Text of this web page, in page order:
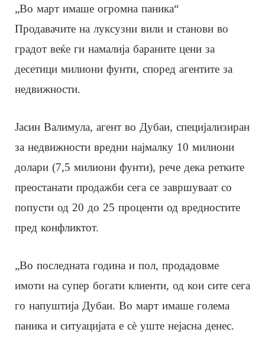
„Во март имаше огромна паника“
Продавачите на луксузни вили и станови во
градот веќе ги намалија бараните цени за
десетици милиони фунти, според агентите за
недвижности.
Јасин Валимула, агент во Дубаи, специјализиран
за недвижности вредни најмалку 10 милиони
долари (7,5 милиони фунти), рече дека ретките
преостанати продажби сега се завршуваат со
попусти од 20 до 25 проценти од вредностите
пред конфликтот.
„Во последната година и пол, продадовме
имоти на супер богати клиенти, од кои сите сега
го напуштија Дубаи. Во март имаше голема
паника и ситуацијата е сè уште нејасна денес.